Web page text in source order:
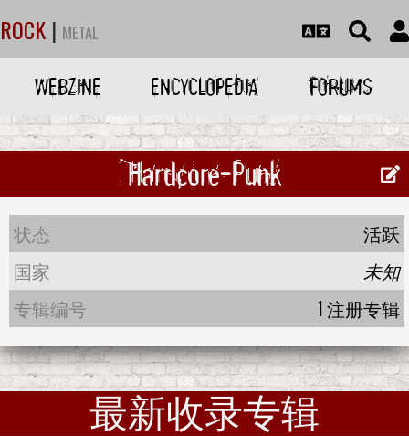
ROCK | METAL
WEBZINE ENCYCLOPEDIA FORUMS
Hardcore-Punk
状态
活跃
国家
未知
专辑编号
1 注册专辑
最新收录专辑